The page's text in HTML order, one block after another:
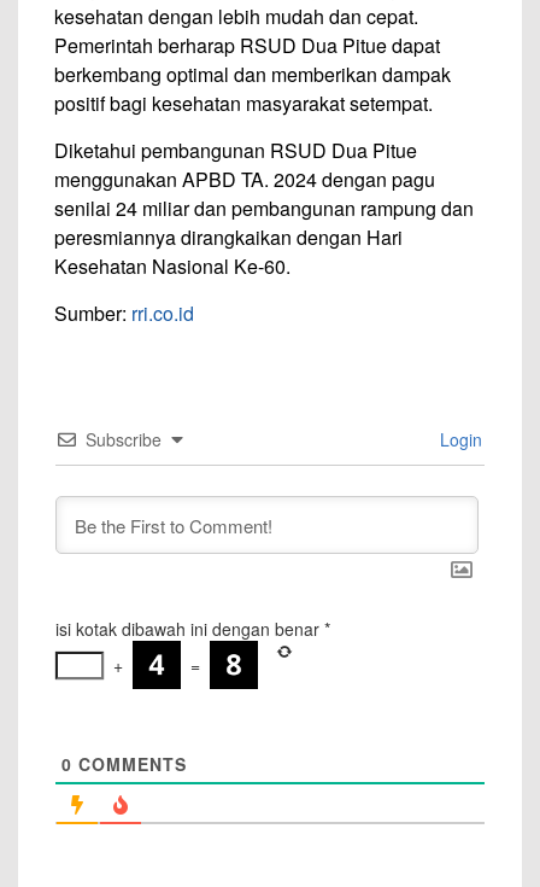
kesehatan dengan lebih mudah dan cepat.
Pemerintah berharap RSUD Dua Pitue dapat
berkembang optimal dan memberikan dampak
positif bagi kesehatan masyarakat setempat.
Diketahui pembangunan RSUD Dua Pitue
menggunakan APBD TA. 2024 dengan pagu
senilai 24 miliar dan pembangunan rampung dan
peresmiannya dirangkaikan dengan Hari
Kesehatan Nasional Ke-60.
Sumber: rri.co.id
Subscribe Login
isi kotak dibawah ini dengan benar *
+
=
0 COMMENTS